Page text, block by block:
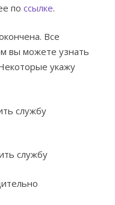
по ссылке.
Все
вы можете узнать
укажу
службу
службу